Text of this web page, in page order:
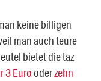
keine billigen
man auch teure
bietet die taz
3 Eurooderzehn